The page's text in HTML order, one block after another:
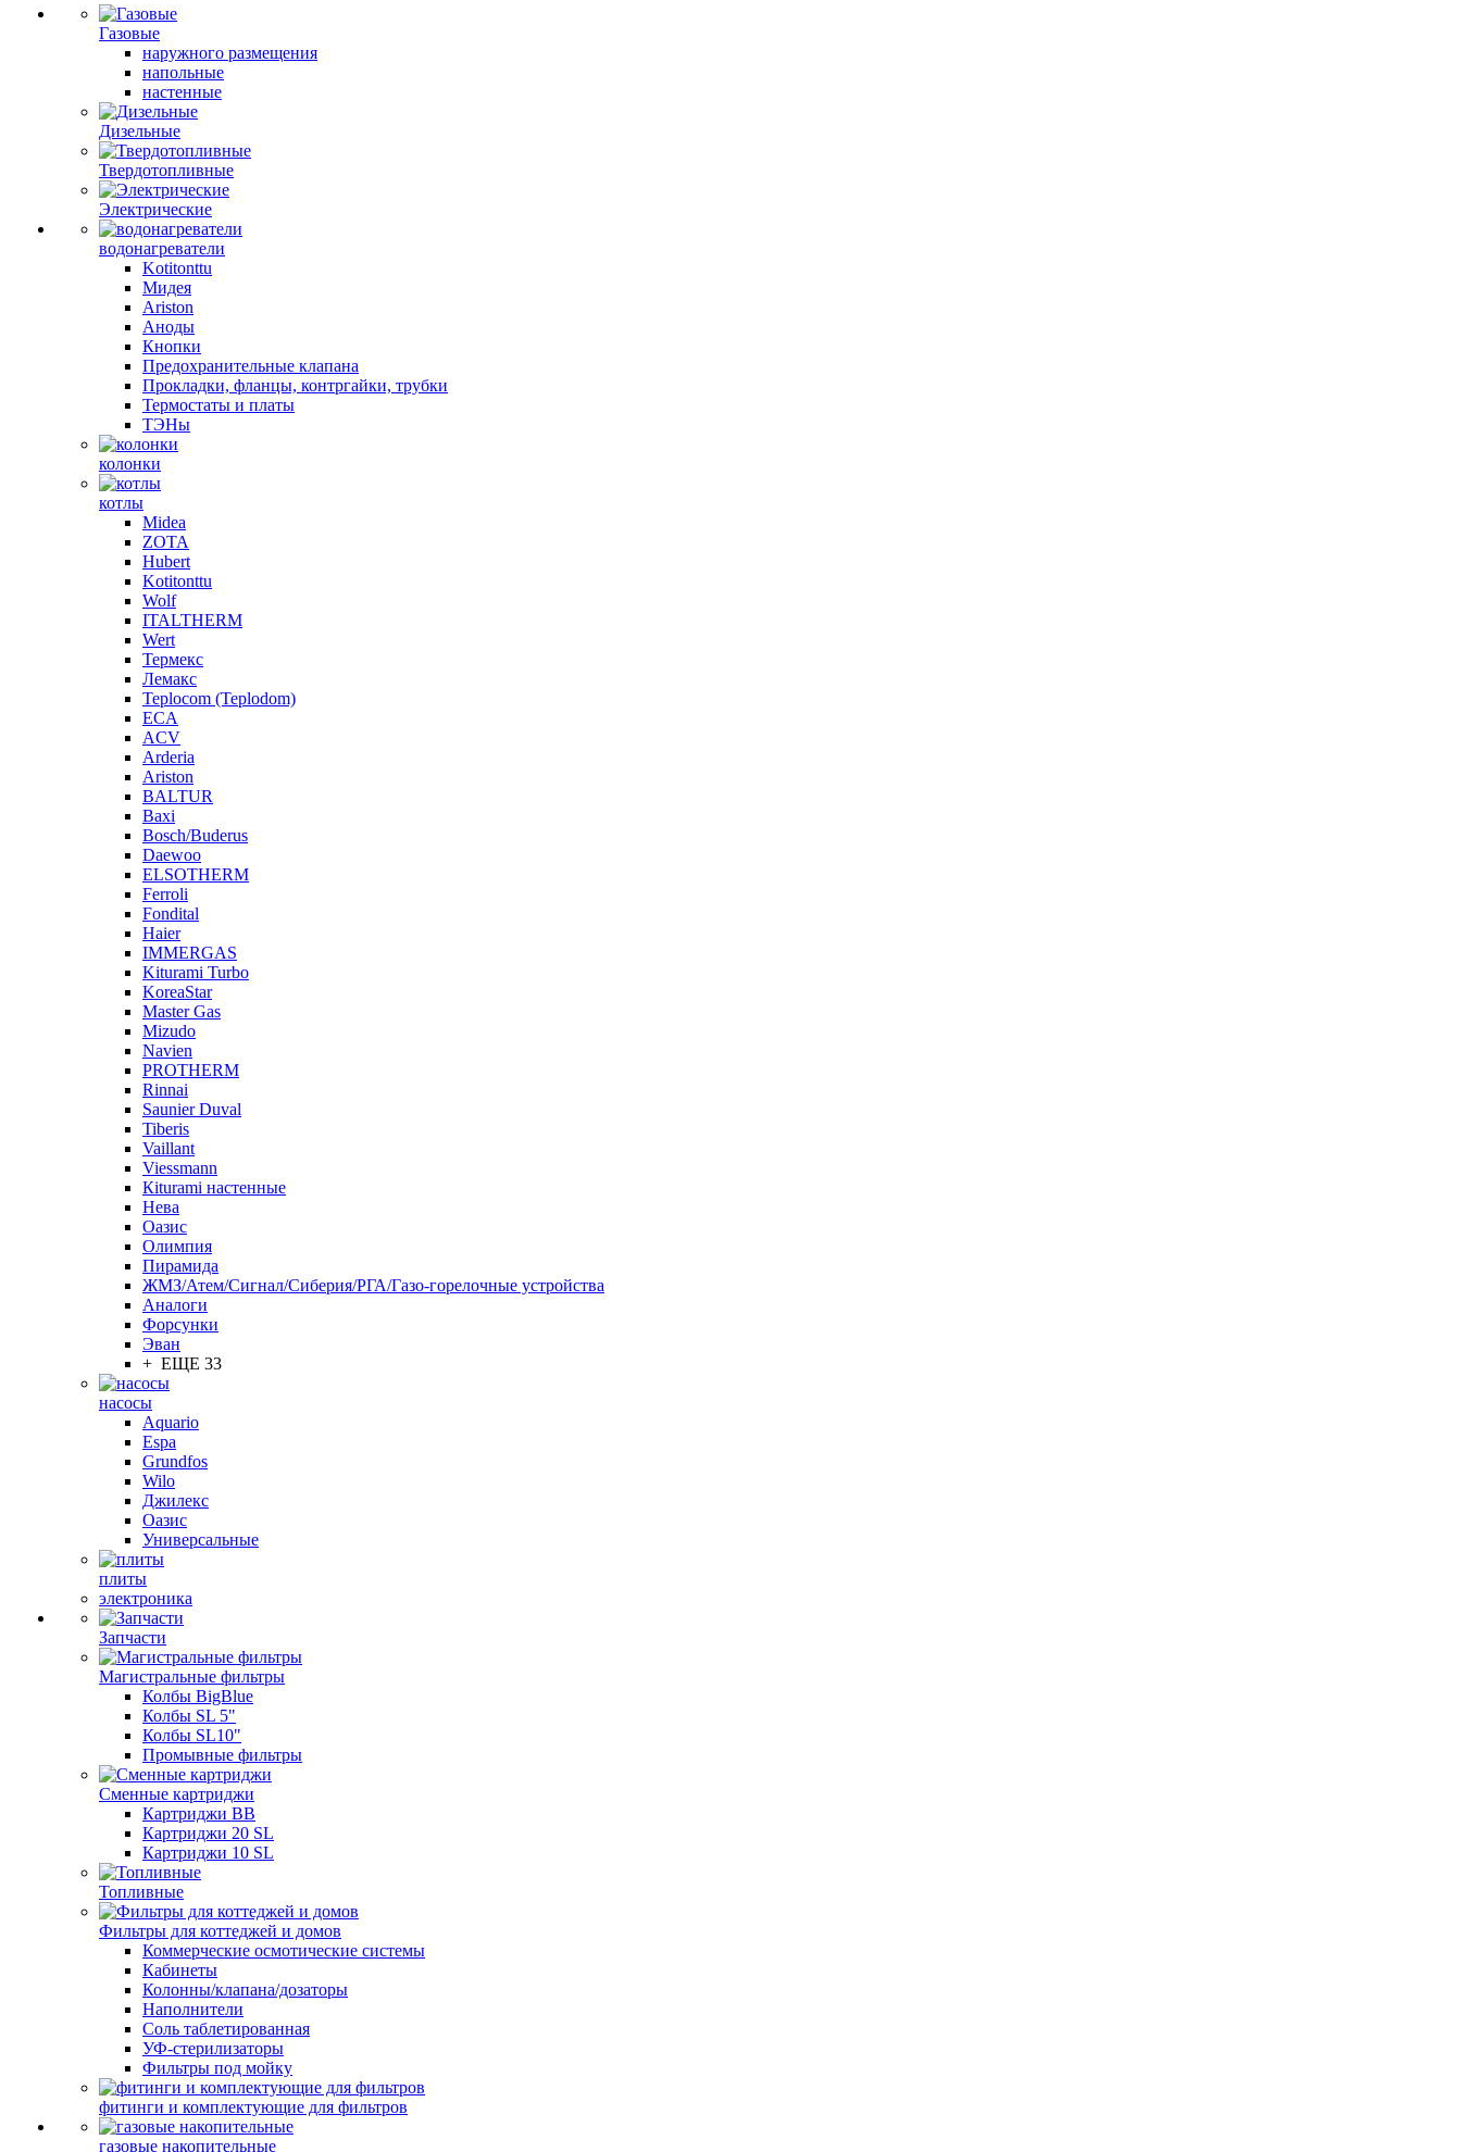
Газовые
наружного размещения
напольные
настенные
Дизельные
Твердотопливные
Электрические
водонагреватели
Kotitonttu
Мидея
Ariston
Аноды
Кнопки
Предохранительные клапана
Прокладки, фланцы, контргайки, трубки
Термостаты и платы
ТЭНы
колонки
котлы
Midea
ZOTA
Hubert
Kotitonttu
Wolf
ITALTHERM
Wert
Термекс
Лемакс
Teplocom (Teplodom)
ECA
ACV
Arderia
Ariston
BALTUR
Baxi
Bosch/Buderus
Daewoo
ELSOTHERM
Ferroli
Fondital
Haier
IMMERGAS
Kiturami Turbo
KoreaStar
Master Gas
Mizudo
Navien
PROTHERM
Rinnai
Saunier Duval
Tiberis
Vaillant
Viessmann
Кiturami настенные
Нева
Оазис
Олимпия
Пирамида
ЖМЗ/Атем/Сигнал/Сиберия/РГА/Газо-горелочные устройства
Aналоги
Форсунки
Эван
+ ЕЩЕ 33
насосы
Aquario
Espa
Grundfos
Wilo
Джилекс
Оазис
Универсальные
плиты
электроника
Запчасти
Магистральные фильтры
Колбы BigBlue
Колбы SL 5"
Колбы SL10"
Промывные фильтры
Сменные картриджи
Картриджи BB
Картриджи 20 SL
Картриджи 10 SL
Топливные
Фильтры для коттеджей и домов
Коммерческие осмотические системы
Кабинеты
Колонны/клапана/дозаторы
Наполнители
Соль таблетированная
УФ-стерилизаторы
Фильтры под мойку
фитинги и комплектующие для фильтров
газовые накопительные